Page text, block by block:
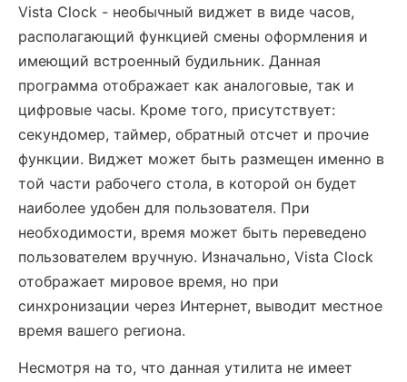
Vista Clock - необычный виджет в виде часов,
располагающий функцией смены оформления и
имеющий встроенный будильник. Данная
программа отображает как аналоговые, так и
цифровые часы. Кроме того, присутствует:
секундомер, таймер, обратный отсчет и прочие
функции. Виджет может быть размещен именно в
той части рабочего стола, в которой он будет
наиболее удобен для пользователя. При
необходимости, время может быть переведено
пользователем вручную. Изначально, Vista Clock
отображает мировое время, но при
синхронизации через Интернет, выводит местное
время вашего региона.
Несмотря на то, что данная утилита не имеет